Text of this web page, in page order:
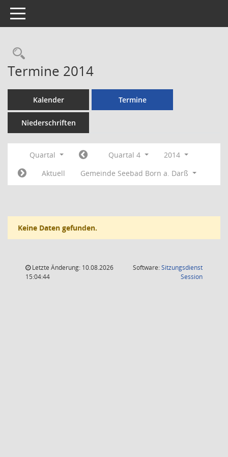
Toggle navigation
Rechercheauswahl
Termine 2014
Kalender Termine
Niederschriften
Quartal Quartal 4
2014
Aktuell
Gemeinde Seebad Born a. Darß
Keine Daten gefunden.
Letzte Änderung: 10.08.2026
15:04:44
Software:Sitzungsdienst
Session(Wird in